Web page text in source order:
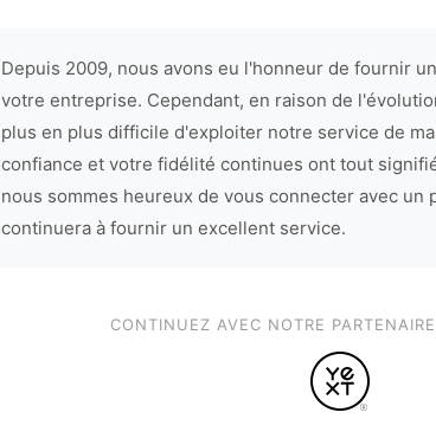
Depuis 2009, nous avons eu l'honneur de fournir
votre entreprise. Cependant, en raison de
plus en plus difficile d'exploiter notre service de
confiance et votre fidélité continues ont tout
nous sommes heureux de vous connecter avec un
continuera à fournir un excellent service.
CONTINUEZ AVEC NOTRE